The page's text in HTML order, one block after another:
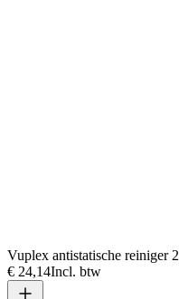
Vuplex antistatische reiniger
€ 24,14Incl. btw